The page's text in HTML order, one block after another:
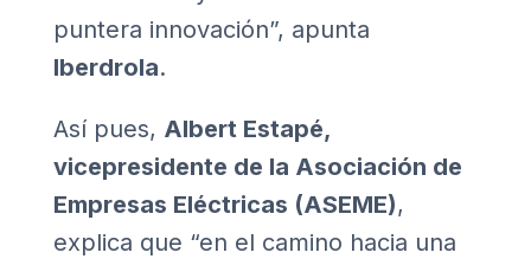
puntera innovación”, apunta
Iberdrola.
Así pues, Albert Estapé,
vicepresidente de la Asociación de
Empresas Eléctricas (ASEME),
explica que “en el camino hacia una